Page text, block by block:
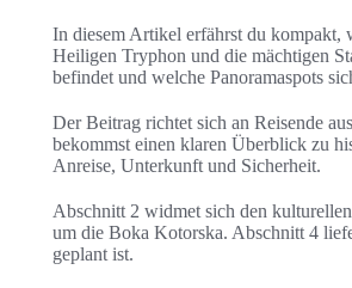
In diesem Artikel erfährst du
Heiligen Tryphon und die mächtigen
befindet und welche Panoramaspots
Der Beitrag richtet sich an Reisende
bekommst einen klaren Überblick zu
Anreise, Unterkunft und Sicherheit.
Abschnitt 2 widmet sich den
um die Boka Kotorska. Abschnitt 4
geplant ist.